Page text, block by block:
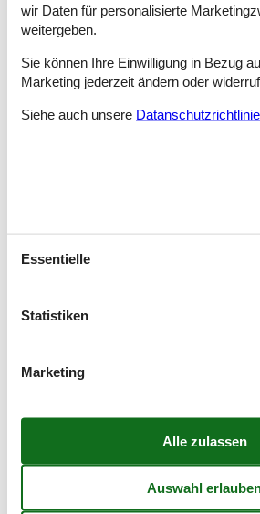
In einem Bunker aus dem zweiten
spannende und lehrreiche
welche auch die einstigen Aufgaben der
dokumentieren, befindet sich die streng
Hinterlassenschaft der Wikinger, welche
Der Knudhule-Strand in Knudsø ist
der guten Wasserqualität weht über dem
Preisgarantie - ferienhaus
Unabhängig von welchen Ferienhaus,
gilt für Sie natürlich die Preisgarantie von
unserer Preisgarantie abgedeckt. Wir
der anderen Vermietungsunternehmen,
wir Daten für personalisierte
weitergeben.
Sie können Ihre Einwilligung in Bezug
Marketing jederzeit ändern oder
Siehe auch unsere Datanschutzrichtlinie
Essentielle
Statistiken
Marketing